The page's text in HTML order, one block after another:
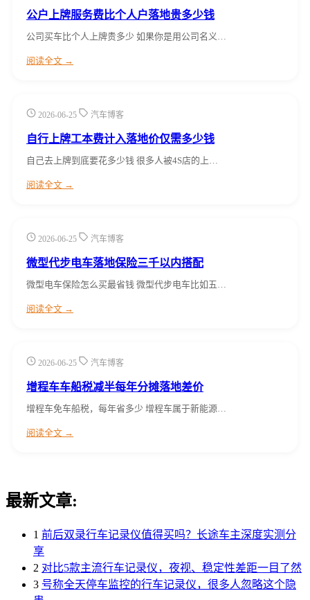
公户上牌服务费比个人户落地贵多少钱
公司买车比个人上牌贵多少 如果你是用公司名义…
阅读全文 →
2026-06-25 汽车博客
自行上牌工本费计入落地价仅需多少钱
自己去上牌到底要花多少钱 很多人被4S店的上…
阅读全文 →
2026-06-25 汽车博客
微型代步电车落地保险三千以内搭配
微型电车保险怎么买最省钱 微型代步电车比如五…
阅读全文 →
2026-06-25 汽车博客
增程车车船税减半每年分摊落地差价
增程车免车船税，每年省多少 增程车属于新能源…
阅读全文 →
最新文章:
1 前后双录行车记录仪值得买吗？长途车主深度实测分
享
2 对比5款主流行车记录仪，夜视、稳定性差距一目了然
3 号称全天停车监控的行车记录仪，很多人忽略这个隐